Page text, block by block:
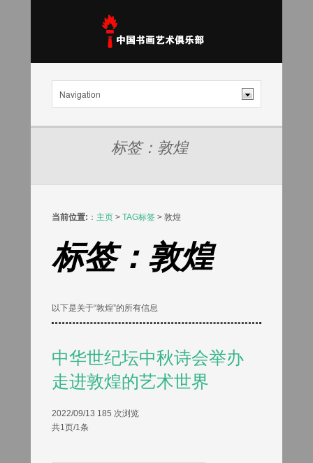
标签：敦煌
当前位置: ： 主页 > TAG标签 > 敦煌
标签：敦煌
以下是关于“敦煌”的所有信息
中华世纪坛中秋诗会举办
走进敦煌的艺术世界
2022/09/13 185 次浏览
共1页/1条